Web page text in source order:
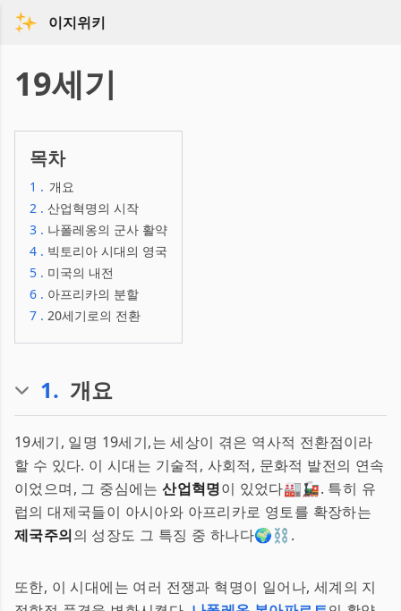
이지위키
19세기
목차
1 . 개요
2 . 산업혁명의 시작
3 . 나폴레옹의 군사 활약
4 . 빅토리아 시대의 영국
5 . 미국의 내전
6 . 아프리카의 분할
7 . 20세기로의 전환
1. 개요
19세기, 일명 19세기,는 세상이 겪은 역사적 전환점이라
할 수 있다. 이 시대는 기술적, 사회적, 문화적 발전의 연속
이었으며, 그 중심에는산업혁명이 있었다🏭🚂. 특히 유
럽의 대제국들이 아시아와 아프리카로 영토를 확장하는
제국주의의 성장도 그 특징 중 하나다🌍⛓.
또한, 이 시대에는 여러 전쟁과 혁명이 일어나, 세계의 지